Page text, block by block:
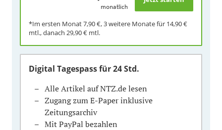
monatlich
*Im ersten Monat7,90 €, 3 weitere Monate für 14,90 €
mtl., danach 29,90 € mtl.
Digital Tagespassfür 24 Std.
Alle Artikel auf NTZ.de lesen
Zugang zum E-Paper inklusive
Zeitungsarchiv
Mit PayPal bezahlen